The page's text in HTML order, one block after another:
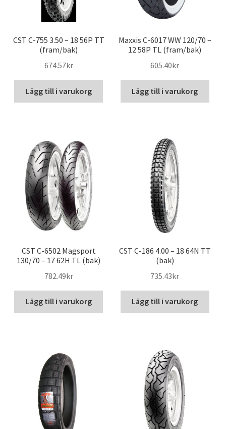
CST C-755 3.50 – 18 56P TT
(fram/bak)
674.57kr
Lägg till i varukorg
Maxxis C-6017 WW 120/70 –
12 58P TL (fram/bak)
605.40kr
Lägg till i varukorg
CST C-6502 Magsport
130/70 – 17 62H TL (bak)
782.49kr
Lägg till i varukorg
CST C-186 4.00 – 18 64N TT
(bak)
735.43kr
Lägg till i varukorg